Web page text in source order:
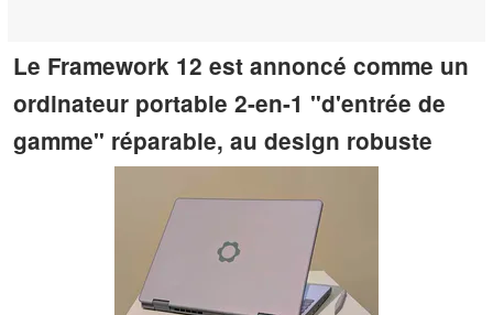
Le Framework 12 est annoncé comme un
ordinateur portable 2-en-1 "d'entrée de
gamme" réparable, au design robuste